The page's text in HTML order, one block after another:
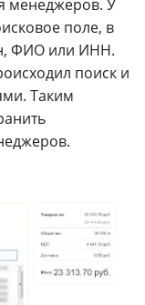
менеджеров. У
поле, в
ФИО или ИНН.
поиск и
Таким